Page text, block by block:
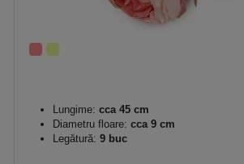
Lungime: cca 45 cm
Diametru floare: cca 9 cm
Legătură: 9 buc